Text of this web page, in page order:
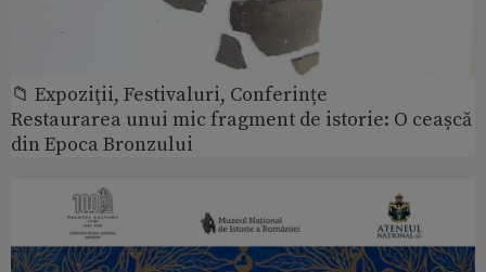
📁 Expoziţii, Festivaluri, Conferințe
Restaurarea unui mic fragment de istorie: O ceașcă
din Epoca Bronzului